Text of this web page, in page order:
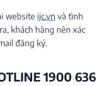
website ijc.vn và tình
khách hàng nên xác
đăng ký.
1900 636